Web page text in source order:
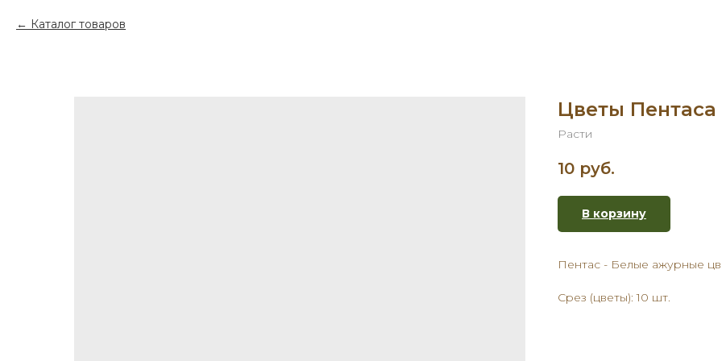
Каталог товаров
Цветы Пентаса
Расти
10 руб.
В корзину
Пентас - Белые ажурные
Срез (цветы): 10 шт.